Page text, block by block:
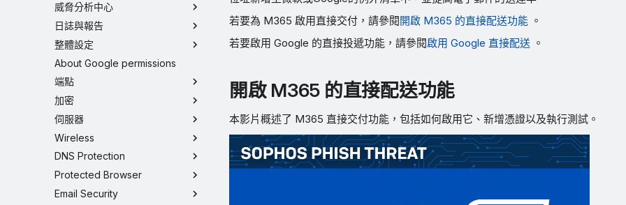
威脅分析中心
日誌與報告
整體設定
About Google permissions
端點
加密
伺服器
Wireless
DNS Protection
Protected Browser
Email Security
若要為 M365 啟用直接交付，請參閱開啟 M365 的直接配送功能 。
若要啟用 Google 的直接投遞功能，請參閱啟用 Google 直接配送 。
開啟 M365 的直接配送功能
本影片概述了 M365 直接交付功能，包括如何啟用它、新增憑證以及執行測試。